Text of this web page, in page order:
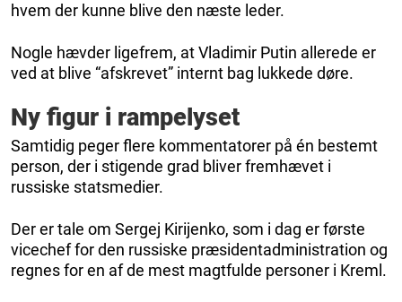
hvem der kunne blive den næste leder.
Nogle hævder ligefrem, at Vladimir Putin allerede er
ved at blive “afskrevet” internt bag lukkede døre.
Ny figur i rampelyset
Samtidig peger flere kommentatorer på én bestemt
person, der i stigende grad bliver fremhævet i
russiske statsmedier.
Der er tale om Sergej Kirijenko, som i dag er første
vicechef for den russiske præsidentadministration og
regnes for en af de mest magtfulde personer i Kreml.